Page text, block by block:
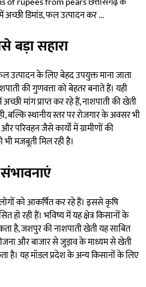
सहारा
उत्पादन के लिए बेहद उपयुक्त माना जाता
की गुणवत्ता को बेहतर बनाते हैं। यही
मांग प्राप्त कर रहे हैं, नाशपाती की खेती
बल्कि स्थानीय स्तर पर रोजगार के अवसर भी
परिवहन जैसे कार्यों में ग्रामीणों की
भी मजबूती मिल रही है।
को आकर्षित कर रहे हैं। इससे कृषि
हो रही हैं। भविष्य में यह क्षेत्र किसानों के
है, जशपुर की नाशपाती खेती यह साबित
और बाजार से जुड़ाव के माध्यम से खेती
है। यह मॉडल प्रदेश के अन्य किसानों के लिए